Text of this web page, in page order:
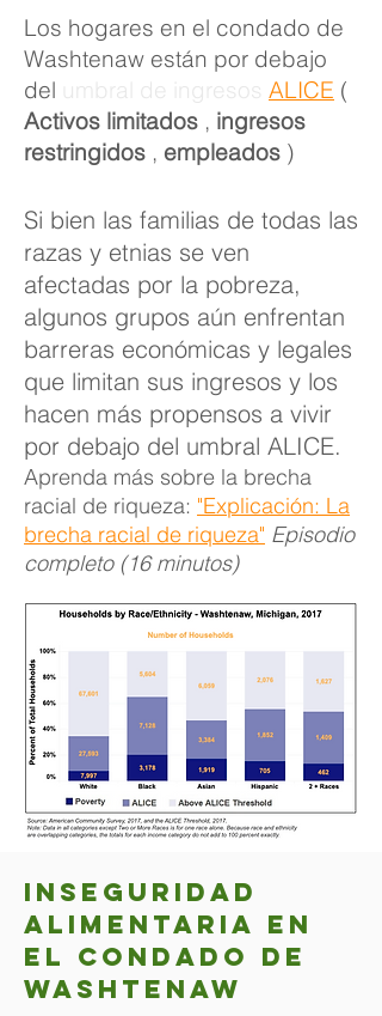
Los hogares en el condado de
Washtenaw están por debajo
del
ALICE (
Activos limitados , ingresos
restringidos , empleados )
Si bien las familias de todas las
razas y etnias se ven
afectadas por la pobreza,
algunos grupos aún enfrentan
barreras económicas y legales
que limitan sus ingresos y los
hacen más propensos a vivir
por debajo del umbral ALICE.
Aprenda más sobre la brecha
racial de riqueza: "Explicación: La
brecha racial de riqueza" Episodio
completo (16 minutos)
Inseguridad
alimentaria en
el condado de
Washtenaw